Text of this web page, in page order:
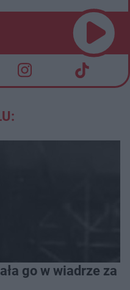
go w wiadrze za